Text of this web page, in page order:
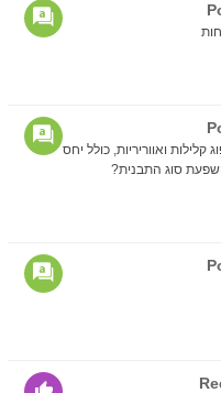
ואווריריות, כולל יחס
סוג התבנית?